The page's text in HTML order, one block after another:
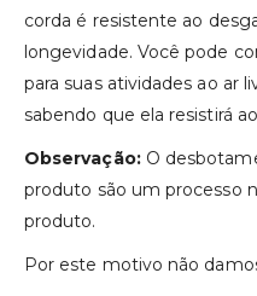
corda é resistente ao
longevidade. Você pode
para suas atividades ao ar
sabendo que ela resistirá
Observação:O
produto são um processo
produto.
Por este motivo não